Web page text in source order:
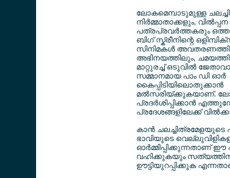
ലോകമെമ്പാടുമുള്ള
നിര്‍മ്മാതാക്കളും,
പത്രപ്രവര്‍ത്തകരും
ബിഗ് സ്ക്രീനിന്റെ
സിനിമകള്‍
അഭിനയത്തിലും,
മാറ്റുരച്ച് ഒടുവില്‍
സമ്മാനമായ പാം ഡി ഓര്‍
കൈപ്പിടിയിലൊതുക്കാന്‍
മല്‍സരിയ്ക്കുകയാണ്.
പ്രദര്‍ശിപ്പിക്കാന്‍
പ്രദേശങ്ങളിലേക്ക്
കാന്‍
ഭാവിയുടെ
ഓര്‍മ്മിപ്പിക്കുന്നതാണ്
വഹിക്കുകയും
ഊട്ടിയുറപ്പിക്കുക